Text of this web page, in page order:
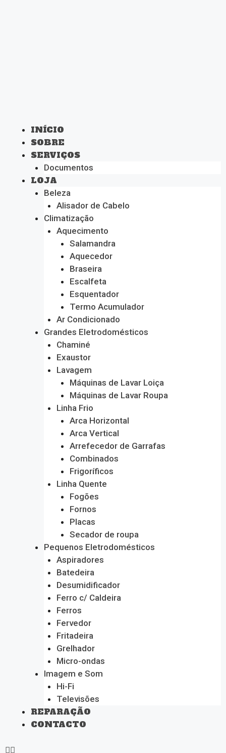
INÍCIO
SOBRE
SERVIÇOS
Documentos
LOJA
Beleza
Alisador de Cabelo
Climatização
Aquecimento
Salamandra
Aquecedor
Braseira
Escalfeta
Esquentador
Termo Acumulador
Ar Condicionado
Grandes Eletrodomésticos
Chaminé
Exaustor
Lavagem
Máquinas de Lavar Loiça
Máquinas de Lavar Roupa
Linha Frio
Arca Horizontal
Arca Vertical
Arrefecedor de Garrafas
Combinados
Frigoríficos
Linha Quente
Fogões
Fornos
Placas
Secador de roupa
Pequenos Eletrodomésticos
Aspiradores
Batedeira
Desumidificador
Ferro c/ Caldeira
Ferros
Fervedor
Fritadeira
Grelhador
Micro-ondas
Imagem e Som
Hi-Fi
Televisões
REPARAÇÃO
CONTACTO